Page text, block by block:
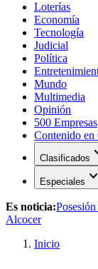
Loterías
Economía
Tecnología
Judicial
Política
Mundo
Multimedia
Opinión
500 Empresas
Contenido en
Clasificados
Especiales expand_more
Es noticia:
Alcocer
Inicio